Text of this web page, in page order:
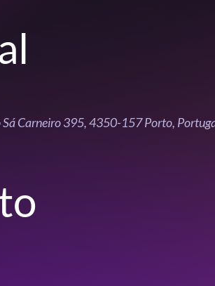
Sá Carneiro 395, 4350-157 Porto,